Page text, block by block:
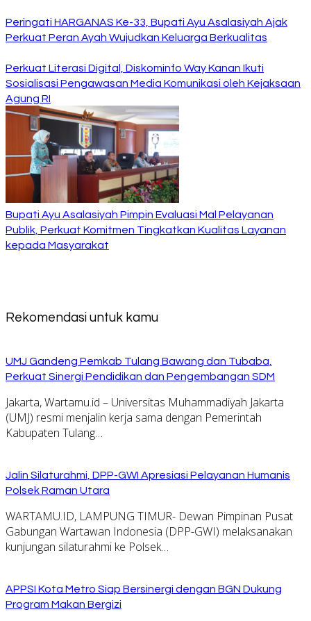
Peringati HARGANAS Ke-33, Bupati Ayu Asalasiyah Ajak
Perkuat Peran Ayah Wujudkan Keluarga Berkualitas
Perkuat Literasi Digital, Diskominfo Way Kanan Ikuti
Sosialisasi Pengawasan Media Komunikasi oleh Kejaksaan
Agung RI
Bupati Ayu Asalasiyah Pimpin Evaluasi Mal Pelayanan
Publik, Perkuat Komitmen Tingkatkan Kualitas Layanan
kepada Masyarakat
Rekomendasi untuk kamu
UMJ Gandeng Pemkab Tulang Bawang dan Tubaba,
Perkuat Sinergi Pendidikan dan Pengembangan SDM
Jakarta, Wartamu.id – Universitas Muhammadiyah Jakarta
(UMJ) resmi menjalin kerja sama dengan Pemerintah
Kabupaten Tulang…
Jalin Silaturahmi, DPP-GWI Apresiasi Pelayanan Humanis
Polsek Raman Utara
WARTAMU.ID, LAMPUNG TIMUR- Dewan Pimpinan Pusat
Gabungan Wartawan Indonesia (DPP-GWI) melaksanakan
kunjungan silaturahmi ke Polsek…
APPSI Kota Metro Siap Bersinergi dengan BGN Dukung
Program Makan Bergizi